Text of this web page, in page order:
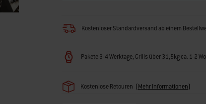
Kostenloser Standardversand ab einem
Pakete 3-4 Werktage, Grills über 31,5kg ca. 1-2
Kostenlose Retouren (Mehr Informationen)